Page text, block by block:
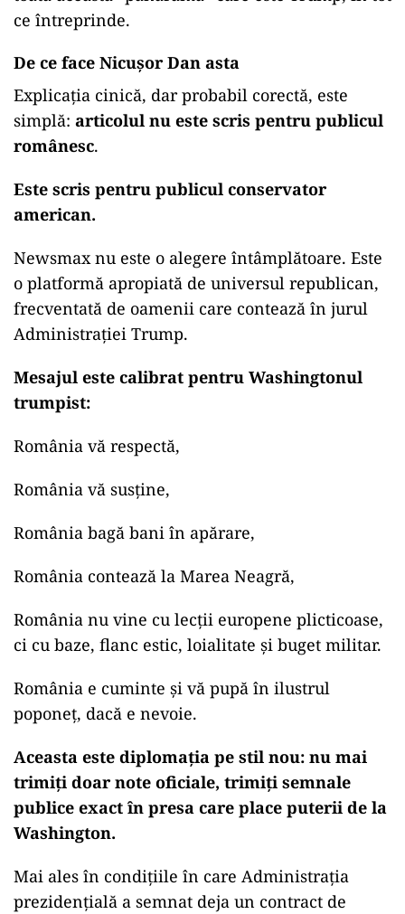
ce întreprinde.
De ce face Nicușor Dan asta
Explicația cinică, dar probabil corectă, este
simplă: articolul nu este scris pentru publicul
românesc.
Este scris pentru publicul conservator
american.
Newsmax nu este o alegere întâmplătoare. Este
o platformă apropiată de universul republican,
frecventată de oamenii care contează în jurul
Administrației Trump.
Mesajul este calibrat pentru Washingtonul
trumpist:
România vă respectă,
România vă susține,
România bagă bani în apărare,
România contează la Marea Neagră,
România nu vine cu lecții europene plicticoase,
ci cu baze, flanc estic, loialitate și buget militar.
România e cuminte și vă pupă în ilustrul
poponeț, dacă e nevoie.
Aceasta este diplomația pe stil nou: nu mai
trimiți doar note oficiale, trimiți semnale
publice exact în presa care place puterii de la
Washington.
Mai ales în condițiile în care Administrația
prezidențială a semnat deja un contract de